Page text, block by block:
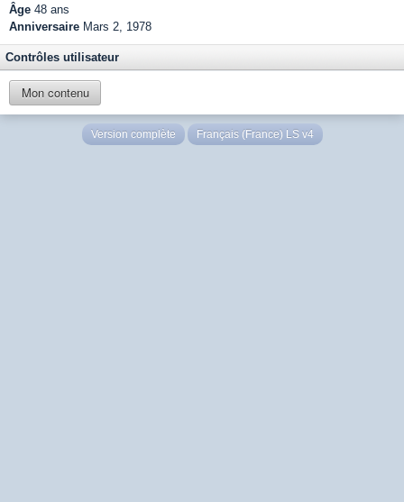
Âge 48 ans
Anniversaire Mars 2, 1978
Contrôles utilisateur
Mon contenu
Version complète Français (France) LS v4